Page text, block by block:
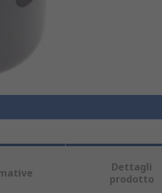
Dettagli
prodotto